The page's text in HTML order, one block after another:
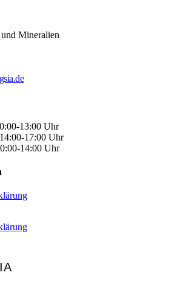
Mineralien
13:00 Uhr
Uhr
14:00 Uhr